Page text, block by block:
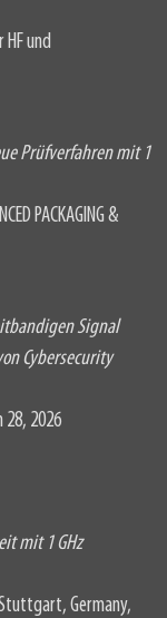
und
Prüfverfahren mit 1
PACKAGING &
Signal
Cybersecurity
28, 2026
mit 1 GHz
Germany,